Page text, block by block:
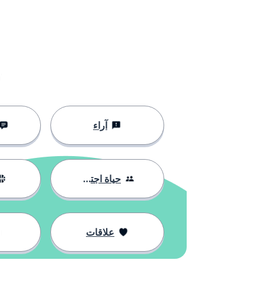
آراء
حياة اجتماعية
علاقات